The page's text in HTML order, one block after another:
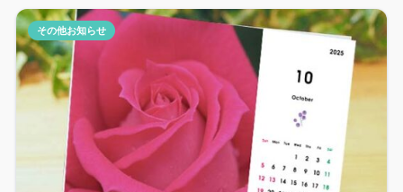
その他お知らせ